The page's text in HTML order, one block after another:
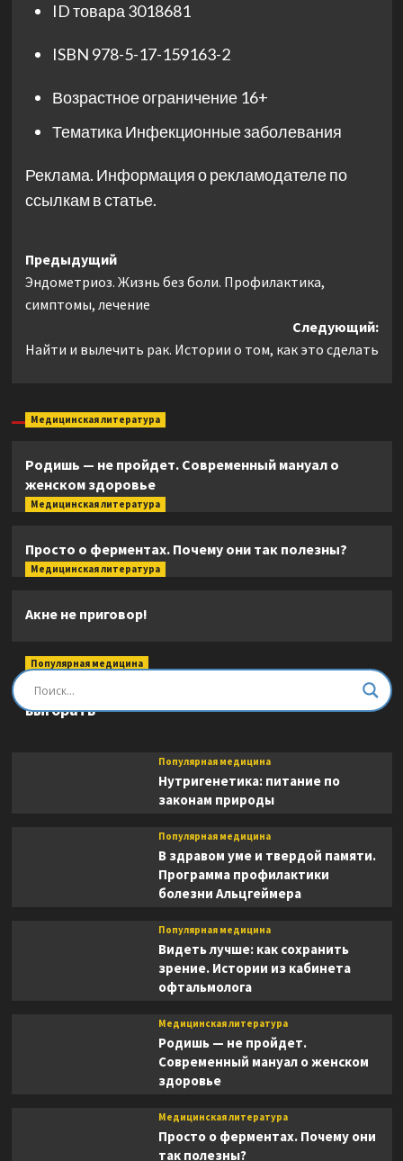
ID товара 3018681
ISBN 978-5-17-159163-2
Возрастное ограничение 16+
Тематика Инфекционные заболевания
Реклама. Информация о рекламодателе по
ссылкам в статье.
Навигация
записи
Предыдущий
Эндометриоз. Жизнь без боли. Профилактика,
симптомы, лечение
Следующий:
Найти и вылечить рак. Истории о том, как это сделать
Медицинская литература
Родишь — не пройдет. Современный мануал о
женском здоровье
Медицинская литература
Просто о ферментах. Почему они так полезны?
Медицинская литература
Акне не приговор!
Популярная медицина
Быть врачом. Как помогать, развиваться и не
выгорать
Популярная медицина
Нутригенетика: питание по
законам природы
Популярная медицина
В здравом уме и твердой памяти.
Программа профилактики
болезни Альцгеймера
Популярная медицина
Видеть лучше: как сохранить
зрение. Истории из кабинета
офтальмолога
Медицинская литература
Родишь — не пройдет.
Современный мануал о женском
здоровье
Медицинская литература
Просто о ферментах. Почему они
так полезны?